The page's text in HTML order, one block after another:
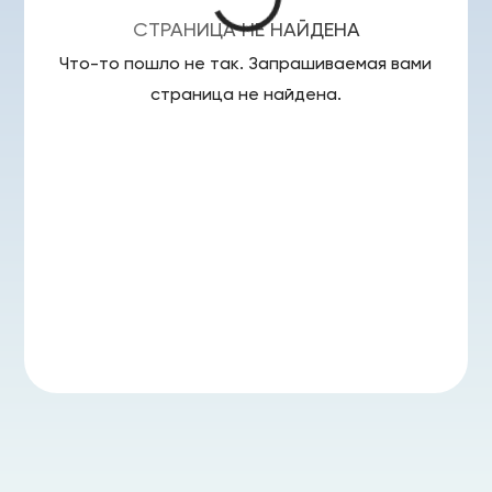
СТРАНИЦА НЕ НАЙДЕНА
Что-то пошло не так. Запрашиваемая вами
страница не найдена.